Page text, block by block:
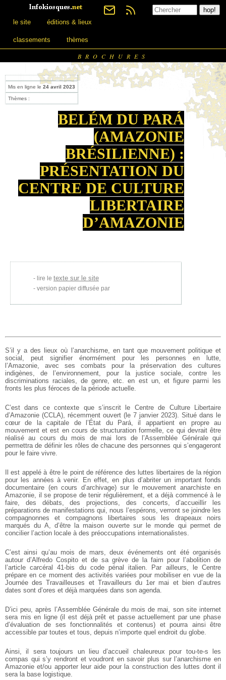
le site éditions & lieux
classements thèmes
BROCHURES
Mis en ligne le 24 avril 2023
Thèmes :
BELÉM DU PARÁ
(AMAZONIE
BRÉSILIENNE) :
PRÉSENTATION DU
CENTRE DE CULTURE
LIBERTAIRE
D’AMAZONIE
lire le texte sur le site
version papier diffusée par
S’il y a des lieux où l’anarchisme, en tant que mouvement politique et
social, peut signifier énormément pour les personnes en lutte,
l’Amazonie, avec ses combats pour la préservation des cultures
indigènes, de l’environnement, pour la justice sociale, contre les
discriminations raciales, de genre, etc. en est un, et figure parmi les
fronts les plus féroces de la période actuelle.
C’est dans ce contexte que s’inscrit le Centre de Culture Libertaire
d’Amazonie (CCLA), récemment ouvert (le 7 janvier 2023). Situé dans le
cœur de la capitale de l’État du Pará, il appartient en propre au
mouvement et est en cours de structuration formelle, ce qui devrait être
réalisé au cours du mois de mai lors de l’Assemblée Générale qui
permettra de définir les rôles de chacune des personnes qui s’engageront
pour le faire vivre.
Il est appelé à être le point de référence des luttes libertaires de la région
pour les années à venir. En effet, en plus d’abriter un important fonds
documentaire (en cours d’archivage) sur le mouvement anarchiste en
Amazonie, il se propose de tenir régulièrement, et a déjà commencé à le
faire, des débats, des projections, des concerts, d’accueillir les
préparations de manifestations qui, nous l’espérons, verront se joindre les
compagnonnes et compagnons libertaires sous les drapeaux noirs
marqués du A, d’être la maison ouverte sur le monde qui permet de
concilier l’action locale à des préoccupations internationalistes.
C’est ainsi qu’au mois de mars, deux événements ont été organisés
autour d’Alfredo Cospito et de sa grève de la faim pour l’abolition de
l’article carcéral 41-bis du code pénal italien. Par ailleurs, le Centre
prépare en ce moment des activités variées pour mobiliser en vue de la
Journée des Travailleuses et Travailleurs du 1er mai et bien d’autres
dates sont d’ores et déjà marquées dans son agenda.
D’ici peu, après l’Assemblée Générale du mois de mai, son site internet
sera mis en ligne (il est déjà prêt et passe actuellement par une phase
d’évaluation de ses fonctionnalités et contenus) et pourra ainsi être
accessible par toutes et tous, depuis n’importe quel endroit du globe.
Ainsi, il sera toujours un lieu d’accueil chaleureux pour tou-te-s les
compas qui s’y rendront et voudront en savoir plus sur l’anarchisme en
Amazonie et/ou apporter leur aide pour la construction des luttes dont il
sera la base logistique.